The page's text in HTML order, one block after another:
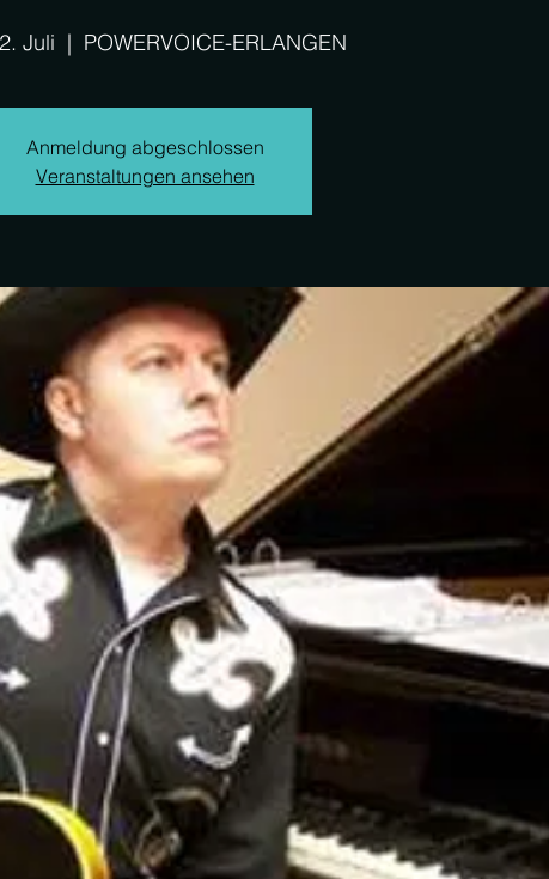
Juli
  |
POWERVOICE-ERLANGEN
Anmeldung abgeschlossen
Veranstaltungen ansehen